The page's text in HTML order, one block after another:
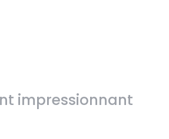
impressionnant